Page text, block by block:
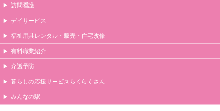
訪問看護
デイサービス
福祉用具レンタル・販売・住宅改修
有料職業紹介
介護予防
暮らしの応援サービスらくらくさん
みんなの駅